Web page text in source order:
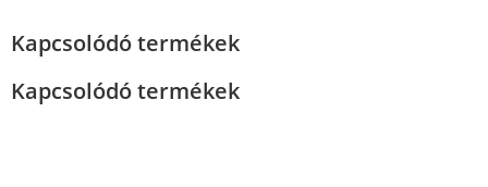
Kapcsolódó termékek
Kapcsolódó termékek